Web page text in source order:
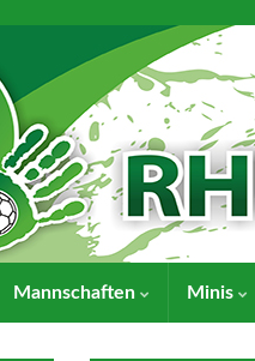
Mannschaften Minis